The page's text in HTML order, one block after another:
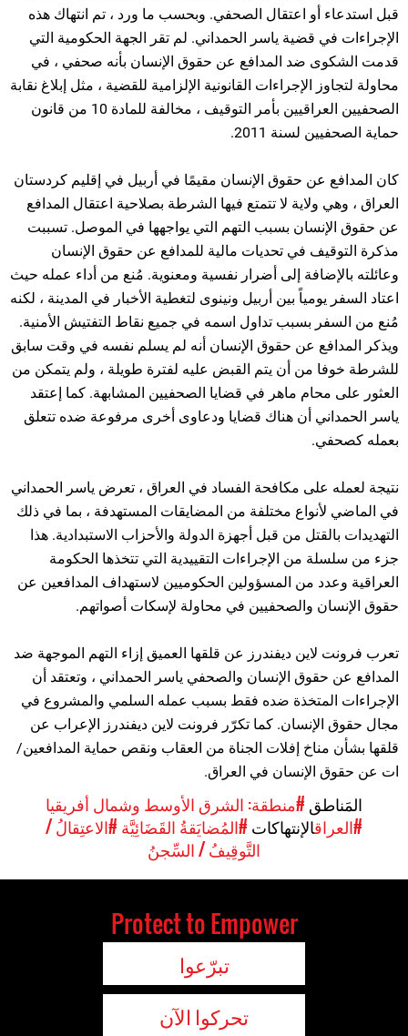
قبل استدعاء أو اعتقال الصحفي. وبحسب ما ورد ، تم انتهاك هذه
الإجراءات في قضية ياسر الحمداني. لم تقر الجهة الحكومية التي
قدمت الشكوى ضد المدافع عن حقوق الإنسان بأنه صحفي ، في
محاولة لتجاوز الإجراءات القانونية الإلزامية للقضية ، مثل إبلاغ نقابة
الصحفيين العراقيين بأمر التوقيف ، مخالفة للمادة 10 من قانون
حماية الصحفيين لسنة 2011.
كان المدافع عن حقوق الإنسان مقيمًا في أربيل في إقليم كردستان
العراق ، وهي ولاية لا تتمتع فيها الشرطة بصلاحية اعتقال المدافع
عن حقوق الإنسان بسبب التهم التي يواجهها في الموصل. تسببت
مذكرة التوقيف في تحديات مالية للمدافع عن حقوق الإنسان
وعائلته بالإضافة إلى أضرار نفسية ‫ومعنوية‬. مُنع من أداء عمله حيث
اعتاد السفر يومياً بين أربيل ونينوى لتغطية الأخبار في المدينة ، لكنه
مُنع من السفر بسبب تداول اسمه في جميع نقاط التفتيش الأمنية.
ويذكر المدافع عن حقوق الإنسان أنه لم يسلم نفسه في وقت سابق
للشرطة خوفا من أن يتم القبض عليه لفترة طويلة ، ولم يتمكن من
العثور على محام ماهر في قضايا الصحفيين المشابهة. كما إعتقد
ياسر الحمداني أن هناك قضايا ودعاوى أخرى مرفوعة ضده تتعلق
بعمله كصحفي.
نتيجة لعمله على مكافحة الفساد في العراق ، تعرض ياسر الحمداني
في الماضي لأنواع مختلفة من المضايقات المستهدفة ، بما في ذلك
التهديدات بالقتل من قبل أجهزة الدولة والأحزاب الاستبدادية. هذا
جزء من سلسلة من الإجراءات التقييدية التي تتخذها الحكومة
العراقية وعدد من المسؤولين الحكوميين لاستهداف المدافعين عن
حقوق الإنسان والصحفيين في محاولة لإسكات أصواتهم.
تعرب فرونت لاين ديفندرز عن قلقها العميق إزاء التهم الموجهة ضد
المدافع عن حقوق الإنسان والصحفي ياسر الحمداني ، وتعتقد أن
الإجراءات المتخذة ضده فقط بسبب عمله السلمي والمشروع في
مجال حقوق الإنسان. كما تكرّر فرونت لاين ديفندرز الإعراب عن
قلقها بشأن مناخ إفلات الجناة من العقاب ونقص حماية المدافعين/
ات عن حقوق الإنسان في العراق.
المَناطق #منطقة: الشرق الأوسط وشمال أفريقيا
#العراقالإنتهاكات #المُضايَقةُ القَضَائِيَّة #الاعتِقالُ /
التَّوقِيفُ / السِّجنُ
Protect to Empower
تبرّعوا
تحركوا الآن